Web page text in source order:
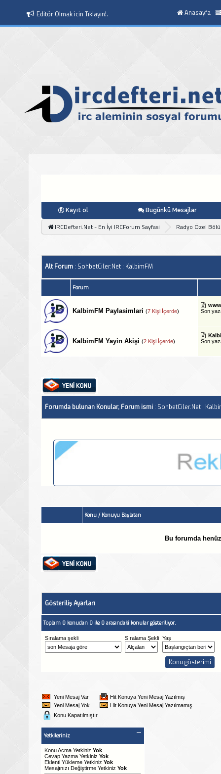
Editör Olmak icin Tıklayın!. Anasayfa
Kayıt ol Bugünkü Mesajlar
IRCDefteri.Net - En İyi IRCForum Sayfasi Radyo Özel
Alt Forum : SohbetCiler.Net : KalbimFM
Forum
KalbimFM Paylasimlari (7 Kişi İçerde)
Son
KalbimFM Yayin Akişi (2 Kişi İçerde)
Son
Forumda bulunan Konular, Forum ismi : SohbetCiler.Net :
Konu / Konuyu Başlatan
Bu forumda
Gösteriliş Ayarları
Toplam 0 konudan 0 ile 0 arasındaki konular gösteriliyor.
Sıralama şekli Sıralama Şekli Yaş
Yeni Mesaj Var
Hit Konuya Yeni Mesaj Yazılmış
Yeni Mesaj Yok
Hit Konuya Yeni Mesaj Yazılmamış
Konu Kapatılmıştır
Yetkileriniz
Konu Acma Yetkiniz Yok
Cevap Yazma Yetkiniz Yok
Eklenti Yükleme Yetkiniz Yok
Mesajınızı Değiştirme Yetkiniz Yok